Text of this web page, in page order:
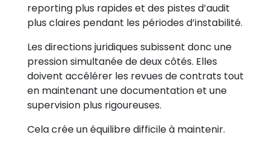
reporting plus rapides et des pistes d’audit
plus claires pendant les périodes d’instabilité.
Les directions juridiques subissent donc une
pression simultanée de deux côtés. Elles
doivent accélérer les revues de contrats tout
en maintenant une documentation et une
supervision plus rigoureuses.
Cela crée un équilibre difficile à maintenir.